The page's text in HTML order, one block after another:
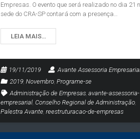
Empresas. O evento que será realizado no dia 21
sede do CRA-SP contará com a presença…
LEIA MAIS…
19/11/2019
Avante Assessoria
2019, Novembro, Programe-se
Administração de Empresas, avante-assessoria-
empresarial, Conselho Regional de Administração,
Palestra Avante, reestruturacao-de-empresas